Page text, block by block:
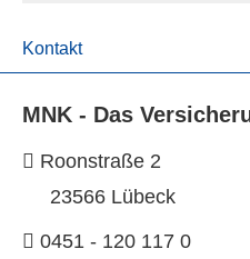
Kontakt
MNK - Das
Roonstraße 2
23566 Lübeck
0451 - 120 117 0